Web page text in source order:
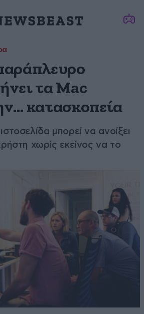
τα Mac
κατασκοπεία
μπορεί να ανοίξει
χωρίς εκείνος να το